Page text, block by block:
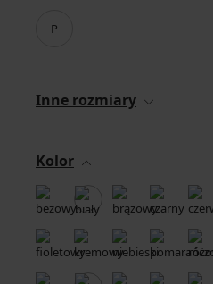
P
Inne rozmiary
Kolor